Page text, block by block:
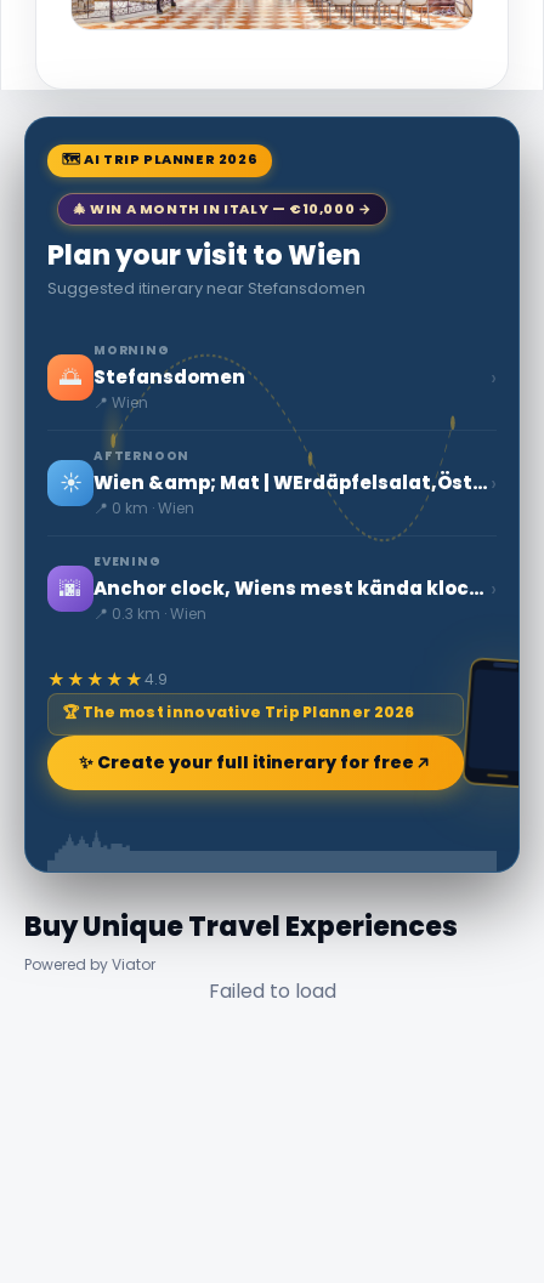
🗺 AI TRIP PLANNER 2026
🎄 WIN A MONTH IN ITALY — €10,000 →
Plan your visit to Wien
Suggested itinerary near Stefansdomen
🌅
MORNING
Stefansdomen
📍 Wien
›
☀️
AFTERNOON
Wien &amp; Mat | WErdäpfelsalat,Österrikisk Potatissallad
📍 0 km · Wien
›
🌆
EVENING
Anchor clock, Wiens mest kända klocka
📍 0.3 km · Wien
›
★★★★★4.9
🏆 The most innovative Trip Planner 2026
✨ Create your full itinerary for free
Buy Unique Travel Experiences
Powered by Viator
Failed to load